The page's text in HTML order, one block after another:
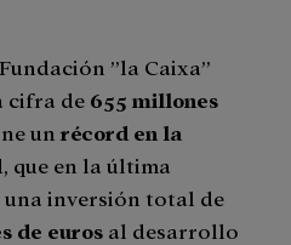
”la Caixa”
cifra de 655 millones
un récord en la
que en la última
inversión total de
de euros al desarrollo